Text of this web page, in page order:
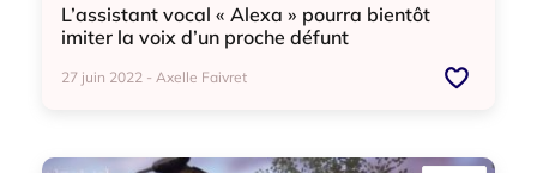
L’assistant vocal « Alexa » pourra bientôt
imiter la voix d’un proche défunt
27 juin 2022 - Axelle Faivret